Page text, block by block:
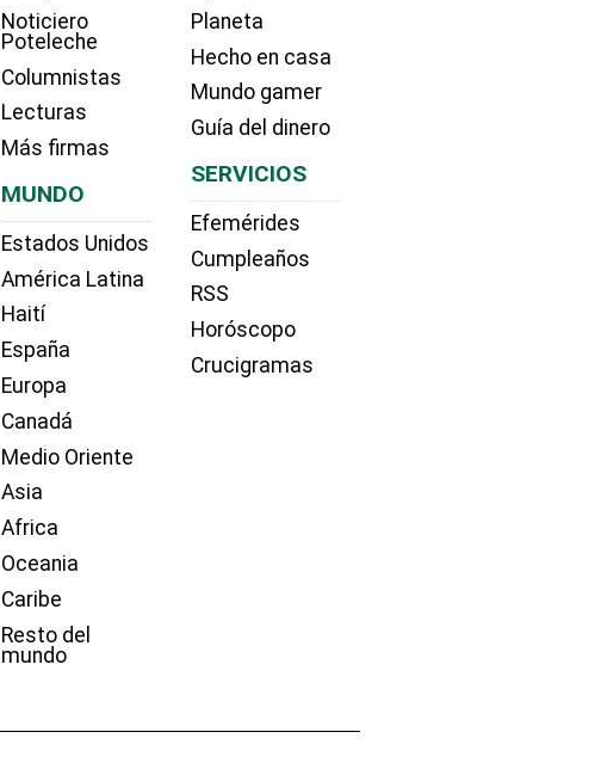
Noticiero
Poteleche
Columnistas
Lecturas
Más firmas
MUNDO
Estados Unidos
América Latina
Haití
España
Europa
Canadá
Medio Oriente
Asia
Africa
Oceania
Caribe
Resto del
mundo
Planeta
Hecho en casa
Mundo gamer
Guía del dinero
SERVICIOS
Efemérides
Cumpleaños
RSS
Horóscopo
Crucigramas